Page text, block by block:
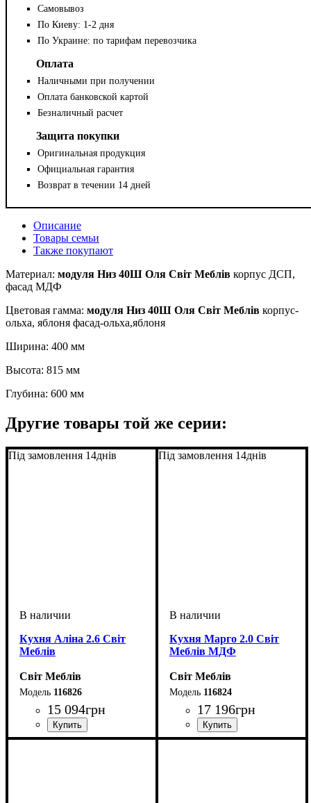
Самовывоз
По Киеву: 1-2 дня
По Украине: по тарифам перевозчика
Оплата
Наличными при получении
Оплата банковской картой
Безналичный расчет
Защита покупки
Оригинальная продукция
Официальная гарантия
Возврат в течении 14 дней
Описание
Товары семьи
Также покупают
Материал: модуля Низ 40Ш Оля Світ Меблів корпус ДСП,
фасад МДФ
Цветовая гамма: модуля Низ 40Ш Оля Світ Меблів корпус-
ольха, яблоня фасад-ольха,яблоня
Ширина: 400 мм
Высота: 815 мм
Глубина: 600 мм
Другие товары той же серии:
Під замовлення 14днів
Кухня Аліна 2.6 Світ
Меблів
Світ Меблів
116826
15 094грн
ширина, мм: 2600
Під замовлення 14днів
Кухня Марго 2.0 Світ
Меблів МДФ
Світ Меблів
116824
17 196грн
ширина, мм: 2000